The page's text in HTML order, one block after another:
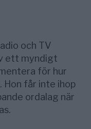
och TV
ett myndigt
för hur
Hon får inte ihop
ordalag när